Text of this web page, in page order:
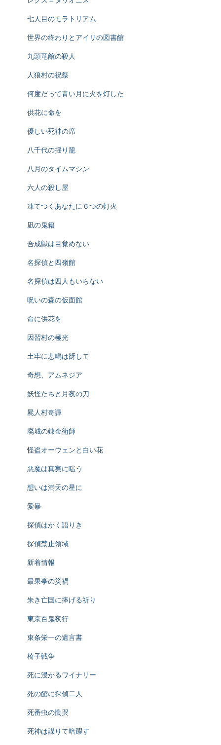
七人目のモラトリアム
世界の終わりとアイリの図書館
九頭竜館の殺人
人狼村の祝祭
何度だって青い月に火を灯した
供花に命を
優しい死神の席
八千代の揺り籠
八月のタイムマシン
六人の殺し屋
凍てつくあなたに６つの灯火
凪の鬼籍
合成獣は目覚めない
名探偵と四嶺館
名探偵は四人もいらない
呪いの森の仮面館
命に供花を
因習村の極光
土牢に悲鳴は谺して
奇想、アムネジア
妖怪たちと月夜の刀
屍人村奇譚
廃城の錬金術師
怪盗オーウェンと白い花
悪魔は真実に嗤う
想いは満天の星に
愛暴
探偵はかく語りき
探偵禁止領域
新着情報
最果亭の災禍
朱き亡国に捧げる祈り
東京百鬼夜行
東条栄一の遺言書
椅子戦争
死に浸かるワイナリー
死の館に探偵二人
死番虫の慟哭
死神は謀りて暗躍す